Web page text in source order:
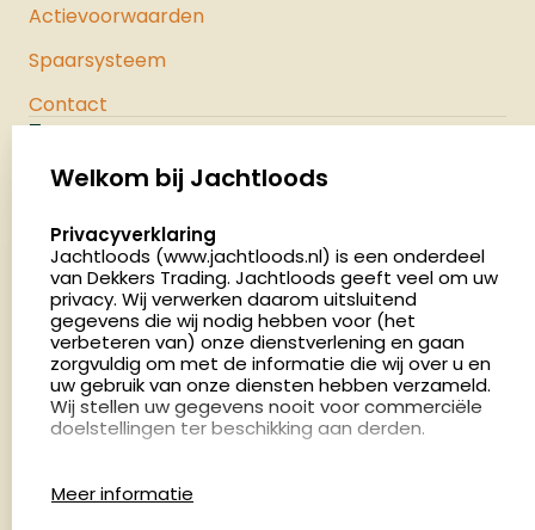
Actievoorwaarden
Spaarsysteem
Contact
Jachtloods
Palenrij 1
Nederland
4.8
2879 beoordelingen
Openingstijden
Dinsdag en donderdag: 13:00 - 17:00 én 18:00 - 21:00
uur
Afspraak maken
Welkom bij Jachtloods
select language
Privacyverklaring
Jachtloods (www.jachtloods.nl) is een onderdeel
van Dekkers Trading. Jachtloods geeft veel om uw
privacy. Wij verwerken daarom uitsluitend
gegevens die wij nodig hebben voor (het
verbeteren van) onze dienstverlening en gaan
zorgvuldig om met de informatie die wij over u en
uw gebruik van onze diensten hebben verzameld.
Wij stellen uw gegevens nooit voor commerciële
doelstellingen ter beschikking aan derden.
Meer informatie